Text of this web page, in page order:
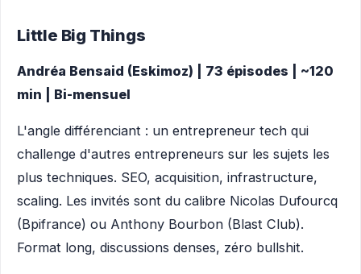
Little Big Things
Andréa Bensaid (Eskimoz) | 73 épisodes | ~120
min | Bi-mensuel
L'angle différenciant : un entrepreneur tech qui
challenge d'autres entrepreneurs sur les sujets les
plus techniques. SEO, acquisition, infrastructure,
scaling. Les invités sont du calibre Nicolas Dufourcq
(Bpifrance) ou Anthony Bourbon (Blast Club).
Format long, discussions denses, zéro bullshit.